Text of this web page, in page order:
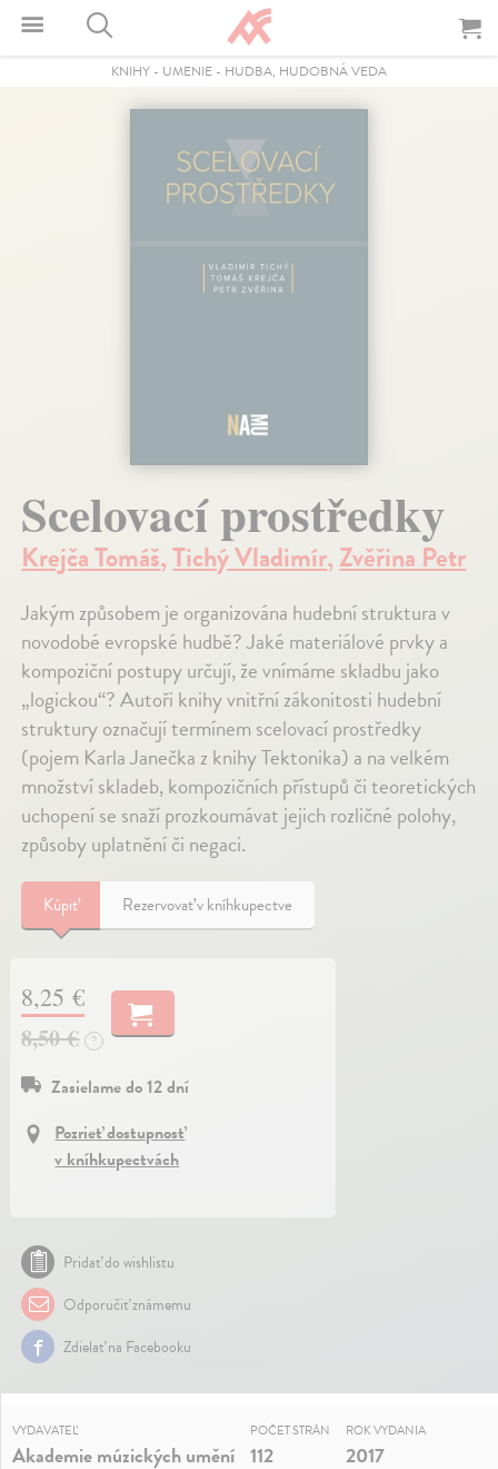
KNIHY - UMENIE - HUDBA, HUDOBNÁ VEDA
Scelovací prostředky
Krejča Tomáš,Tichý Vladimír,Zvěřina Petr
Jakým způsobem je organizována hudební struktura v
novodobé evropské hudbě? Jaké materiálové prvky a
kompoziční postupy určují, že vnímáme skladbu jako
„logickou“? Autoři knihy vnitřní zákonitosti hudební
struktury označují termínem scelovací prostředky
(pojem Karla Janečka z knihy Tektonika) a na velkém
množství skladeb, kompozičních přístupů či teoretických
uchopení se snaží prozkoumávat jejich rozličné polohy,
způsoby uplatnění či negaci.
Kúpiť Rezervovať v kníhkupectve
8,25 €
8,50 €
?
Zasielame do 12 dní
Pozrieť dostupnosť
v kníhkupectvách
Pridať do wishlistu
Odporučiť známemu
Zdielať na Facebooku
VYDAVATEĽ
Akademie múzických umění
POČET STRÁN
112
ROK VYDANIA
2017